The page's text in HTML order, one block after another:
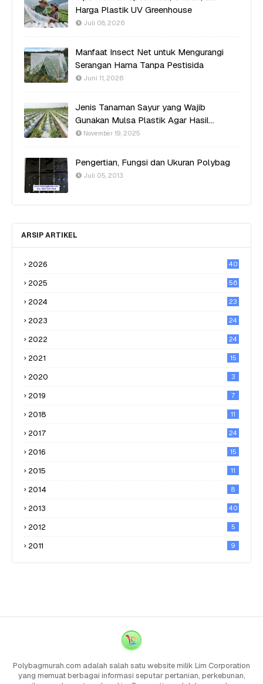
Harga Plastik UV Greenhouse
Juli 08, 2026
Manfaat Insect Net untuk Mengurangi
Serangan Hama Tanpa Pestisida
Juni 11, 2026
Jenis Tanaman Sayur yang Wajib
Gunakan Mulsa Plastik Agar Hasil
Optimal
November 19, 2025
Pengertian, Fungsi dan Ukuran Polybag
Juli 05, 2013
ARSIP ARTIKEL
2026 40
2025 56
2024 23
2023 24
2022 24
2021 15
2020 3
2019 7
2018 11
2017 24
2016 15
2015 11
2014 8
2013 40
2012 5
2011 9
Polybagmurah.com adalah salah satu website milik Lim Corporation
yang memuat berbagai informasi seputar pertanian, perkebunan,